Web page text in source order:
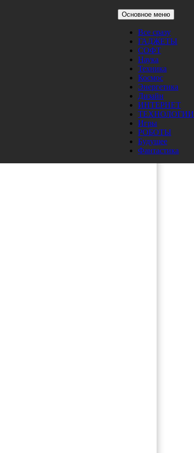
Основное меню
Все сразу
ГАДЖЕТЫ
СОФТ
Наука
Техника
Космос
Энергетика
Дизайн
ИНТЕРНЕТ
ТЕХНОЛОГИИ
Игры
РОБОТЫ
Будущее
Фантастика